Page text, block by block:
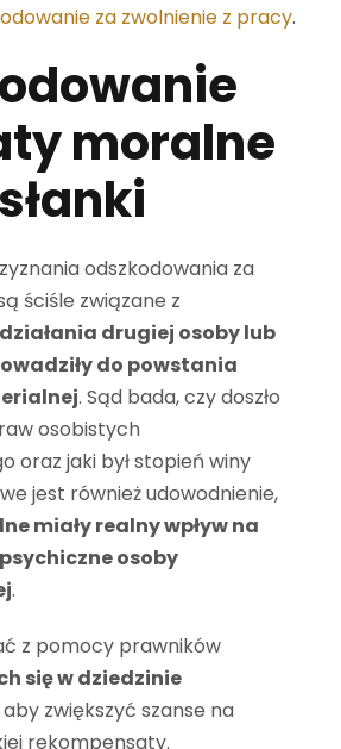
za zwolnienie z pracy.
moralne
odszkodowania za
ściśle związane z
działania drugiej osoby lub
do powstania
. Sąd bada, czy doszło
osobistych
oraz jaki był stopień winy
jest również udowodnienie,
miały realny wpływ na
osoby
.
z pomocy prawników
się w dziedzinie
aby zwiększyć szanse na
rekompensaty.